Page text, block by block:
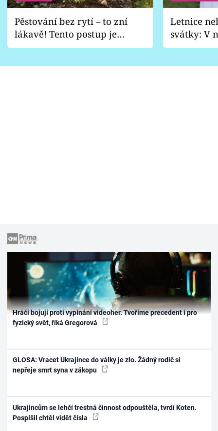
Pěstování bez rytí – to zní
lákavě! Tento postup je
vhodný jen pro některé
Letnice
svátky: V
pondělí
Hráči bojují proti vypínání videoher. Tvoříme precedent i pro
fyzický svět, říká Gregorová
GLOSA: Vracet Ukrajince do války je zlo. Žádný rodič si
nepřeje smrt syna v zákopu
Ukrajincům se lehčí trestná činnost odpouštěla, tvrdí Koten.
Pospíšil chtěl vidět čísla